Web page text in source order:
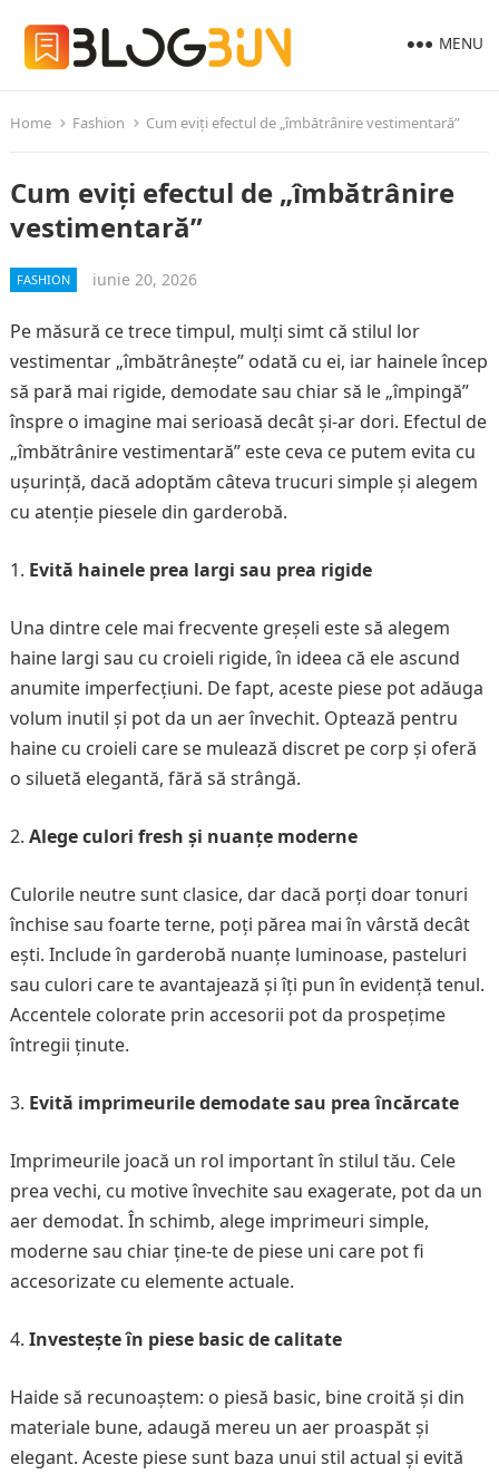
MENU
Home Fashion Cum eviți efectul de „îmbătrânire vestimentară”
Cum eviți efectul de „îmbătrânire
vestimentară”
FASHION iunie 20, 2026
Pe măsură ce trece timpul, mulți simt că stilul lor
vestimentar „îmbătrânește” odată cu ei, iar hainele încep
să pară mai rigide, demodate sau chiar să le „împingă”
înspre o imagine mai serioasă decât și-ar dori. Efectul de
„îmbătrânire vestimentară” este ceva ce putem evita cu
ușurință, dacă adoptăm câteva trucuri simple și alegem
cu atenție piesele din garderobă.
Evită hainele prea largi sau prea rigide
Una dintre cele mai frecvente greșeli este să alegem
haine largi sau cu croieli rigide, în ideea că ele ascund
anumite imperfecțiuni. De fapt, aceste piese pot adăuga
volum inutil și pot da un aer învechit. Optează pentru
haine cu croieli care se mulează discret pe corp și oferă
o siluetă elegantă, fără să strângă.
Alege culori fresh și nuanțe moderne
Culorile neutre sunt clasice, dar dacă porți doar tonuri
închise sau foarte terne, poți părea mai în vârstă decât
ești. Include în garderobă nuanțe luminoase, pasteluri
sau culori care te avantajează și îți pun în evidență tenul.
Accentele colorate prin accesorii pot da prospețime
întregii ținute.
Evită imprimeurile demodate sau prea încărcate
Imprimeurile joacă un rol important în stilul tău. Cele
prea vechi, cu motive învechite sau exagerate, pot da un
aer demodat. În schimb, alege imprimeuri simple,
moderne sau chiar ține-te de piese uni care pot fi
accesorizate cu elemente actuale.
Investește în piese basic de calitate
Haide să recunoaștem: o piesă basic, bine croită și din
materiale bune, adaugă mereu un aer proaspăt și
elegant. Aceste piese sunt baza unui stil actual și evită